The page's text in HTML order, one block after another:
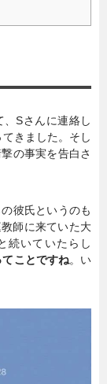
Sさんに連絡し
きました。そし
の事実を告白さ
彼氏というのも
師に来ていた大
続いていたらし
ことですね。い